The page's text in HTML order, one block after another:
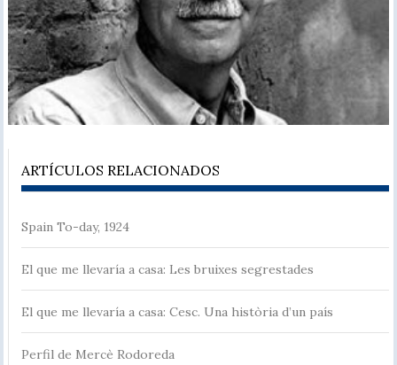
ARTÍCULOS RELACIONADOS
Spain To-day, 1924
El que me llevaría a casa: Les bruixes segrestades
El que me llevaría a casa: Cesc. Una història d’un país
Perfil de Mercè Rodoreda